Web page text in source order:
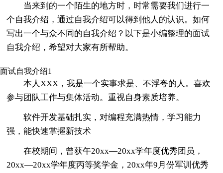
当来到的一个陌生的地方时，时常需要我们进行一
个自我介绍，通过自我介绍可以得到他人的认识。如何
写出一个与众不同的自我介绍？以下是小编整理的面试
自我介绍，希望对大家有所帮助。
面试自我介绍1
本人XXX，我是一个实事求是、不浮夸的人。喜欢
参与团队工作与集体活动。重视自身素质培养。
软件开发基础扎实，对编程充满热情，学习能力
强，能快速掌握新技术
在校期间，曾获午20xx―20xx学年度优秀团员，
20xx―20xx学年度丙等奖学金，20xx年9月份军训优秀